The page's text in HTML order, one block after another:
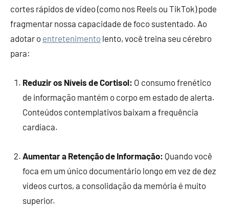
cortes rápidos de vídeo (como nos Reels ou TikTok) pode
fragmentar nossa capacidade de foco sustentado. Ao
adotar o entretenimento lento, você treina seu cérebro
para:
Reduzir os Níveis de Cortisol: O consumo frenético
de informação mantém o corpo em estado de alerta.
Conteúdos contemplativos baixam a frequência
cardíaca.
Aumentar a Retenção de Informação: Quando você
foca em um único documentário longo em vez de dez
vídeos curtos, a consolidação da memória é muito
superior.